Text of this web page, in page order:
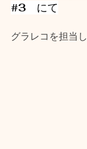
#3 にて
グラレコを担当